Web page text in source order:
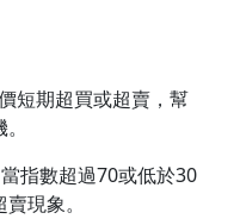
短期超買或超賣，幫
指數超過70或低於30
現象。